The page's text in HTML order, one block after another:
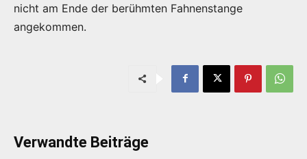
nicht am Ende der berühmten Fahnenstange
angekommen.
Verwandte Beiträge